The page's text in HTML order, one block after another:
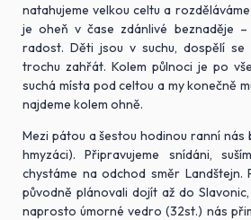
natahujeme velkou celtu a
je oheň v čase zdánlivé beznaděje
radost. Děti jsou v suchu, dospělí se
trochu zahřát. Kolem půlnoci je po
suchá místa pod celtou a my konečně
najdeme kolem ohně.
Mezi pátou a šestou hodinou ranní nás
hmyzáci). Připravujeme snídáni,
chystáme na odchod směr Landštejn.
původně plánovali dojít až do
naprosto úmorné vedro (32st.) nás